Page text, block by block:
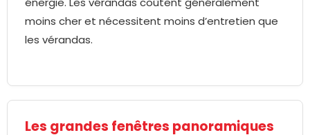
moins cher et nécessitent moins d’entretien que
les vérandas.
Les grandes fenêtres panoramiques